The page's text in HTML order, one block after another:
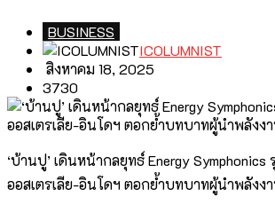
BUSINESS
ICOLUMNIST
สิงหาคม 18, 2025
3730
‘บ้านปู’ เดินหน้ากลยุทธ์ Energy
ออสเตรเลีย-อินโดฯ ตอกย้ำบทบาทผู้นำพลังง